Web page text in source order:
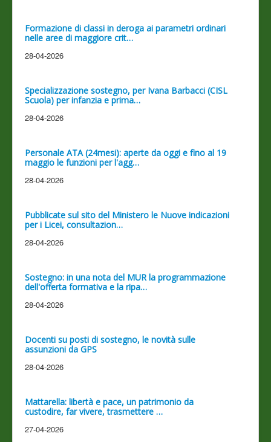
Formazione di classi in deroga ai parametri ordinari
nelle aree di maggiore crit…
28-04-2026
Specializzazione sostegno, per Ivana Barbacci (CISL
Scuola) per infanzia e prima…
28-04-2026
Personale ATA (24mesi): aperte da oggi e fino al 19
maggio le funzioni per l'agg…
28-04-2026
Pubblicate sul sito del Ministero le Nuove indicazioni
per i Licei, consultazion…
28-04-2026
Sostegno: in una nota del MUR la programmazione
dell'offerta formativa e la ripa…
28-04-2026
Docenti su posti di sostegno, le novità sulle
assunzioni da GPS
28-04-2026
Mattarella: libertà e pace, un patrimonio da
custodire, far vivere, trasmettere …
27-04-2026